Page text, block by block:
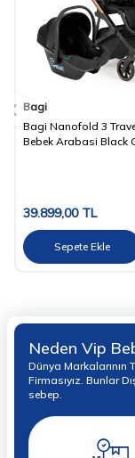
Bagi
Bagi Nanofold 3
Bebek Arabasi Black
39.899,00TL
Sepete Ekle
Neden Vip
Dünya Markalarının
Firmasıyız. Bunlar
sebep.